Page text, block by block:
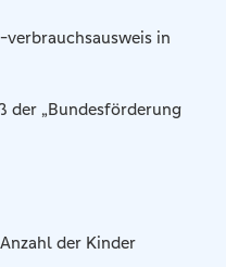
in
der „Bundesförderung
der Kinder